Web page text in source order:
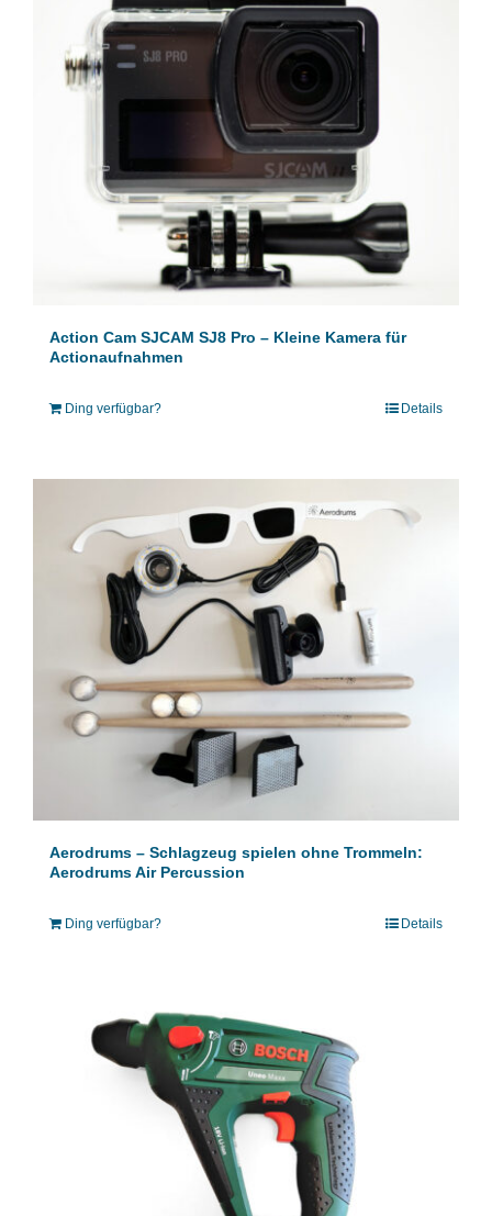
Action Cam SJCAM SJ8 Pro – Kleine Kamera für
Actionaufnahmen
Ding verfügbar? Details
Aerodrums – Schlagzeug spielen ohne Trommeln:
Aerodrums Air Percussion
Ding verfügbar? Details